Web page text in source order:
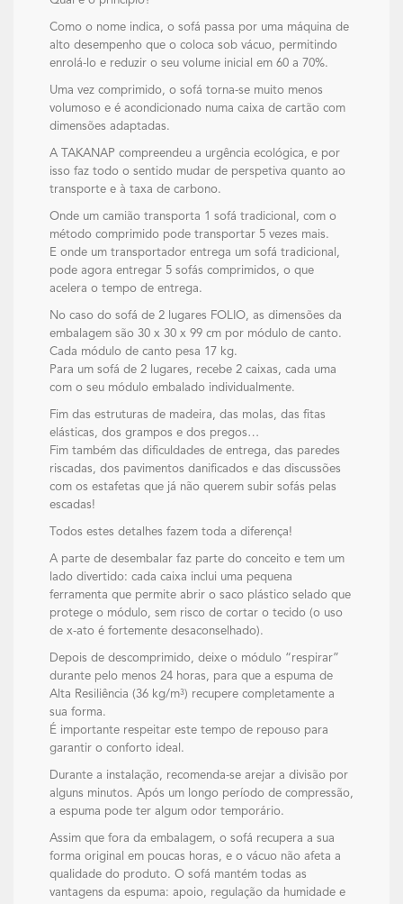
Como o nome indica, o sofá passa por uma máquina de
alto desempenho que o coloca sob vácuo, permitindo
enrolá-lo e reduzir o seu volume inicial em 60 a 70%.
Uma vez comprimido, o sofá torna-se muito menos
volumoso e é acondicionado numa caixa de cartão com
dimensões adaptadas.
A TAKANAP compreendeu a urgência ecológica, e por
isso faz todo o sentido mudar de perspetiva quanto ao
transporte e à taxa de carbono.
Onde um camião transporta 1 sofá tradicional, com o
método comprimido pode transportar 5 vezes mais.
E onde um transportador entrega um sofá tradicional,
pode agora entregar 5 sofás comprimidos, o que
acelera o tempo de entrega.
No caso do sofá de 2 lugares FOLIO, as dimensões da
embalagem são 30 x 30 x 99 cm por módulo de canto.
Cada módulo de canto pesa 17 kg.
Para um sofá de 2 lugares, recebe 2 caixas, cada uma
com o seu módulo embalado individualmente.
Fim das estruturas de madeira, das molas, das fitas
elásticas, dos grampos e dos pregos…
Fim também das dificuldades de entrega, das paredes
riscadas, dos pavimentos danificados e das discussões
com os estafetas que já não querem subir sofás pelas
escadas!
Todos estes detalhes fazem toda a diferença!
A parte de desembalar faz parte do conceito e tem um
lado divertido: cada caixa inclui uma pequena
ferramenta que permite abrir o saco plástico selado que
protege o módulo, sem risco de cortar o tecido (o uso
de x-ato é fortemente desaconselhado).
Depois de descomprimido, deixe o módulo “respirar”
durante pelo menos 24 horas, para que a espuma de
Alta Resiliência (36 kg/m³) recupere completamente a
sua forma.
É importante respeitar este tempo de repouso para
garantir o conforto ideal.
Durante a instalação, recomenda-se arejar a divisão por
alguns minutos. Após um longo período de compressão,
a espuma pode ter algum odor temporário.
Assim que fora da embalagem, o sofá recupera a sua
forma original em poucas horas, e o vácuo não afeta a
qualidade do produto. O sofá mantém todas as
vantagens da espuma: apoio, regulação da humidade e